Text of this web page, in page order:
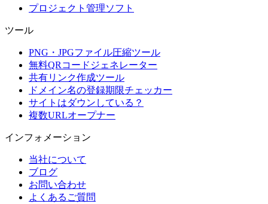
プロジェクト管理ソフト
ツール
PNG・JPGファイル圧縮ツール
無料QRコードジェネレーター
共有リンク作成ツール
ドメイン名の登録期限チェッカー
サイトはダウンしている？
複数URLオープナー
インフォメーション
当社について
ブログ
お問い合わせ
よくあるご質問